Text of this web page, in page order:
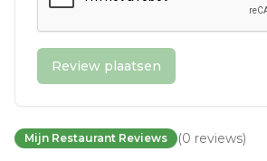
Review plaatsen
Mijn Restaurant Reviews (0 reviews)